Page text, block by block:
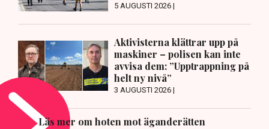
5 AUGUSTI 2026 |
Aktivisterna klättrar upp på
maskiner – polisen kan inte
avvisa dem: ”Upptrappning på
helt ny nivå”
3 AUGUSTI 2026 |
Läs mer om hoten mot äganderätten